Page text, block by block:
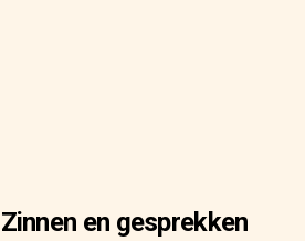
en gesprekken